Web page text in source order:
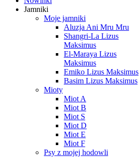
Jamniki
Moje jamniki
Aluzja Ani Mru Mru
Shangri-La Lizus
Maksimus
El-Maraya Lizus
Maksimus
Emiko Lizus Maksimus
Basim Lizus Maksimus
Mioty
Miot A
Miot B
Miot S
Miot D
Miot E
Miot F
Psy z mojej hodowli